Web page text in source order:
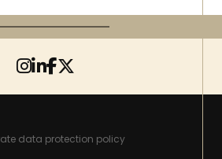
data protection policy